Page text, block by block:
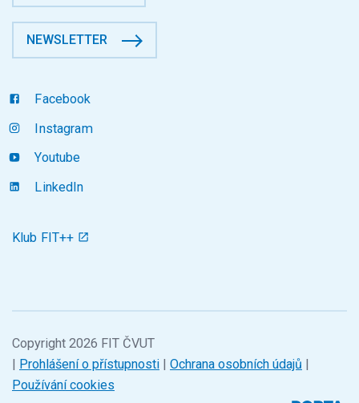
NEWSLETTER
Facebook
Instagram
Youtube
LinkedIn
Klub FIT++
Copyright 2026 FIT ČVUT
| Prohlášení o přístupnosti | Ochrana osobních údajů |
Používání cookies